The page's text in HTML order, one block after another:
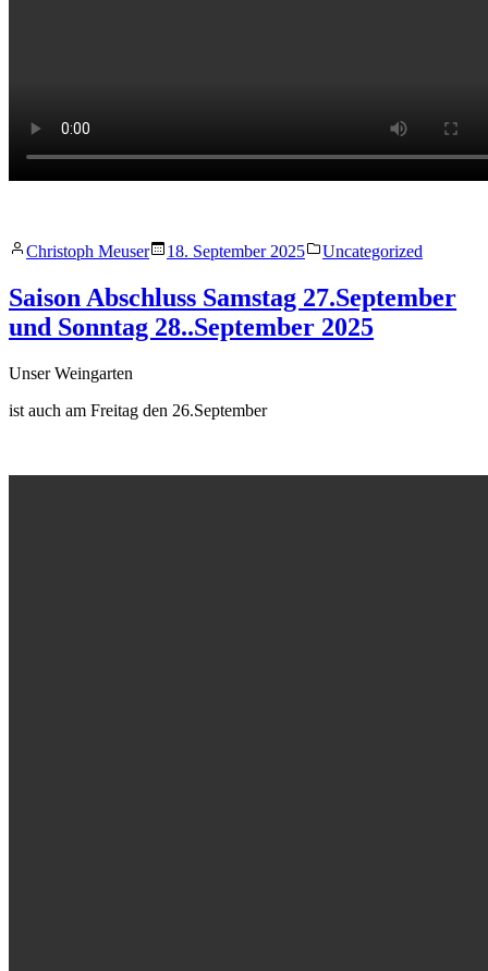
Veröffentlicht
Christoph Meuser 18. September 2025
Veröffentlicht
Uncategorized
Saison Abschluss Samstag 27.September
und Sonntag 28..September 2025
Unser Weingarten
ist auch am Freitag den 26.September